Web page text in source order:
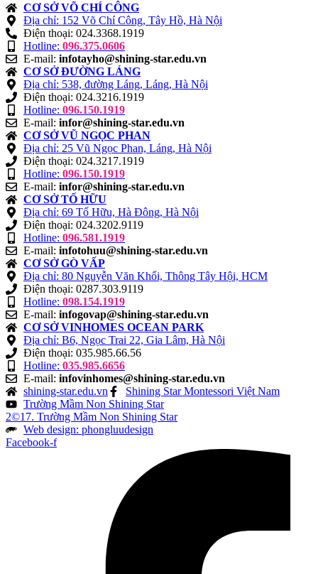
CƠ SỞ VÕ CHÍ CÔNG
Địa chỉ: 152 Võ Chí Công, Tây Hồ, Hà Nội
Điện thoại: 024.3368.1919
Hotline: 096.375.0606
E-mail: infotayho@shining-star.edu.vn
CƠ SỞ ĐƯỜNG LÁNG
Địa chỉ: 538, đường Láng, Láng, Hà Nội
Điện thoại: 024.3216.1919
Hotline: 096.150.1919
E-mail: infor@shining-star.edu.vn
CƠ SỞ VŨ NGỌC PHAN
Địa chỉ: 25 Vũ Ngọc Phan, Láng, Hà Nội
Điện thoại: 024.3217.1919
Hotline: 096.150.1919
E-mail: infor@shining-star.edu.vn
CƠ SỞ TỐ HỮU
Địa chỉ: 69 Tố Hữu, Hà Đông, Hà Nội
Điện thoại: 024.3202.9119
Hotline: 096.581.1919
E-mail: infotohuu@shining-star.edu.vn
CƠ SỞ GÒ VẤP
Địa chỉ: 80 Nguyễn Văn Khối, Thông Tây Hội, HCM
Điện thoại: 0287.303.9119
Hotline: 098.154.1919
E-mail: infogovap@shining-star.edu.vn
CƠ SỞ VINHOMES OCEAN PARK
Địa chỉ: B6, Ngọc Trai 22, Gia Lâm, Hà Nội
Điện thoại: 035.985.66.56
Hotline: 035.985.6656
E-mail: infovinhomes@shining-star.edu.vn
shining-star.edu.vn
Shining Star Montessori Việt Nam
Trường Mầm Non Shining Star
2©17. Trường Mầm Non Shining Star
Web design: phongluudesign
Facebook-f